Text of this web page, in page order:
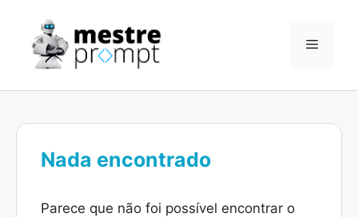
conteúdo
Menu
Nada encontrado
Parece que não foi possível encontrar o